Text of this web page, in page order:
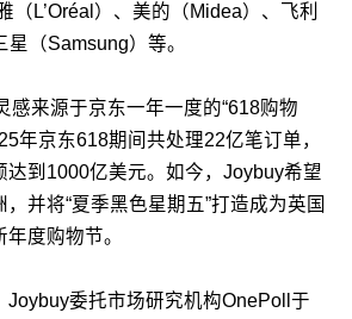
（L’Oréal）、美的（Midea）、飞利
（Samsung）等。
感来源于京东一年一度的“618购物
年京东618期间共处理22亿笔订单，
达到1000亿美元。如今，Joybuy希望
并将“夏季黑色星期五”打造成为英国
度购物节。
Joybuy委托市场研究机构OnePoll于